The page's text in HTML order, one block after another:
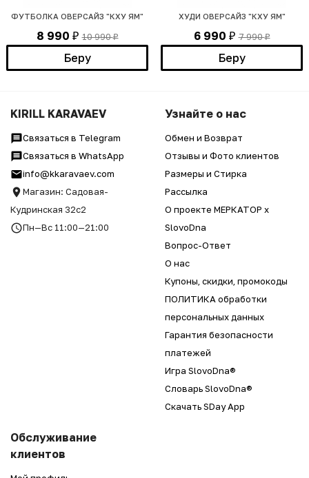
ФУТБОЛКА ОВЕРСАЙЗ "КХУ ЯМ"
8 990 ₽ 10 990₽
Беру
ХУДИ ОВЕРСАЙЗ "КХУ ЯМ"
6 990 ₽ 7 990₽
Беру
KIRILL KARAVAEV
Связаться в Telegram
Связаться в WhatsApp
info@kkaravaev.com
Магазин: Садовая-
Кудринская 32с2
Пн—Вс 11:00—21:00
Узнайте о нас
Обмен и Возврат
Отзывы и Фото клиентов
Размеры и Стирка
Рассылка
О проекте МЕРКАТОР x
SlovoDna
Вопрос-Ответ
О нас
Купоны, скидки, промокоды
ПОЛИТИКА обработки
персональных данных
Гарантия безопасности
платежей
Игра SlovoDna®
Словарь SlovoDna®
Скачать SDay App
Обслуживание
клиентов